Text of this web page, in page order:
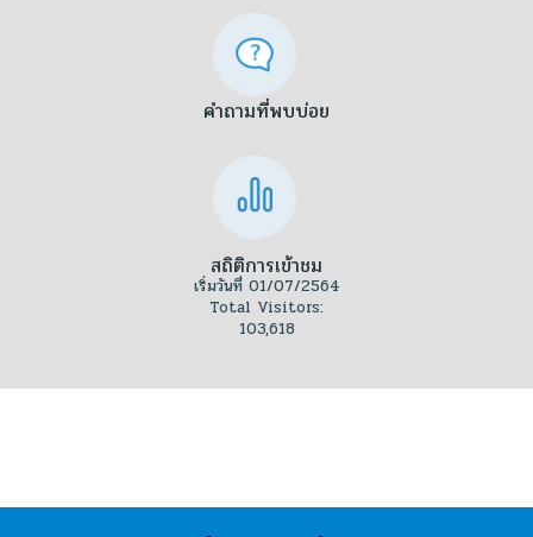
คำถามที่พบบ่อย
สถิติการเข้าชม
เริ่มวันที่ 01/07/2564
Total Visitors:
103,618